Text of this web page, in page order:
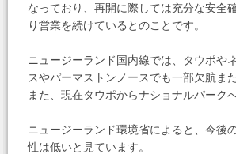
なっており、再開に際しては充分な安全
り営業を続けているとのことです。
ニュージーランド国内線では、タウポや
スやパーマストンノースでも一部欠航ま
また、現在タウポからナショナルパーク
ニュージーランド環境省によると、今後
性は低いと見ています。